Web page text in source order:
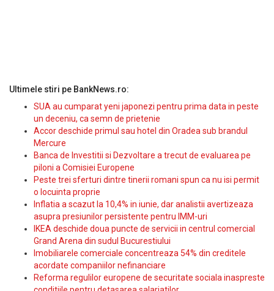
Ultimele stiri pe BankNews.ro:
SUA au cumparat yeni japonezi pentru prima data in peste
un deceniu, ca semn de prietenie
Accor deschide primul sau hotel din Oradea sub brandul
Mercure
Banca de Investitii si Dezvoltare a trecut de evaluarea pe
piloni a Comisiei Europene
Peste trei sferturi dintre tinerii romani spun ca nu isi permit
o locuinta proprie
Inflatia a scazut la 10,4% in iunie, dar analistii avertizeaza
asupra presiunilor persistente pentru IMM-uri
IKEA deschide doua puncte de servicii in centrul comercial
Grand Arena din sudul Bucurestiului
Imobiliarele comerciale concentreaza 54% din creditele
acordate companiilor nefinanciare
Reforma regulilor europene de securitate sociala inaspreste